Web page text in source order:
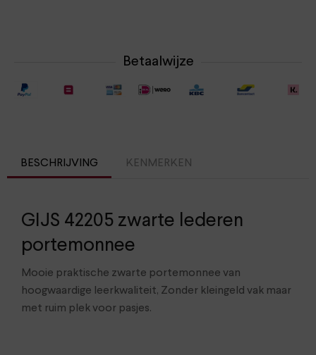
Betaalwijze
BESCHRIJVING KENMERKEN
GIJS 42205 zwarte lederen
portemonnee
Mooie praktische zwarte portemonnee van
hoogwaardige leerkwaliteit, Zonder kleingeld vak maar
met ruim plek voor pasjes.